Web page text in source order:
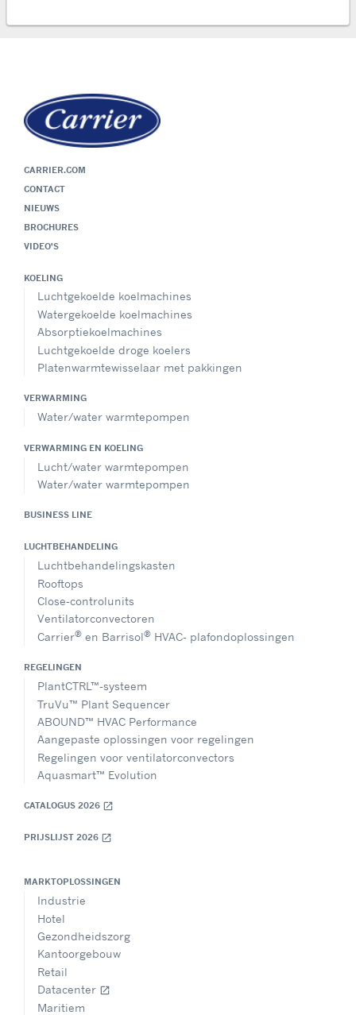
CARRIER.COM
CONTACT
NIEUWS
BROCHURES
VIDEO'S
KOELING
Luchtgekoelde koelmachines
Watergekoelde koelmachines
Absorptiekoelmachines
Luchtgekoelde droge koelers
Platenwarmtewisselaar met pakkingen
VERWARMING
Water/water warmtepompen
VERWARMING EN KOELING
Lucht/water warmtepompen
Water/water warmtepompen
BUSINESS LINE
LUCHTBEHANDELING
Luchtbehandelingskasten
Rooftops
Close-controlunits
Ventilatorconvectoren
Carrier® en Barrisol® HVAC- plafondoplossingen
REGELINGEN
PlantCTRL™-systeem
TruVu™ Plant Sequencer
ABOUND™ HVAC Performance
Aangepaste oplossingen voor regelingen
Regelingen voor ventilatorconvectors
Aquasmart™ Evolution
CATALOGUS 2026 open_in_new
PRIJSLIJST 2026 open_in_new
MARKTOPLOSSINGEN
Industrie
Hotel
Gezondheidszorg
Kantoorgebouw
Retail
Datacenter open_in_new
Maritiem